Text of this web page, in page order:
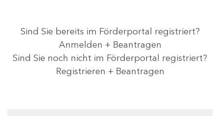
Sind Sie bereits im Förderportal registriert?
Anmelden + Beantragen
Sind Sie noch nicht im Förderportal registriert?
Registrieren + Beantragen